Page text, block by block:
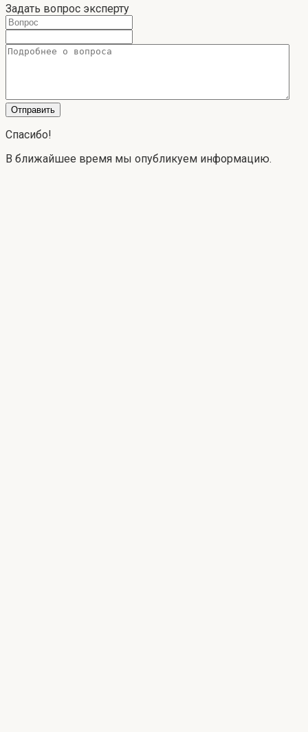
Задать вопрос эксперту
Спасибо!
В ближайшее время мы опубликуем информацию.